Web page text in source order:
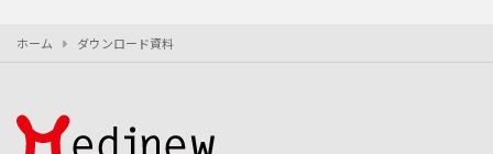
ホーム ダウンロード資料